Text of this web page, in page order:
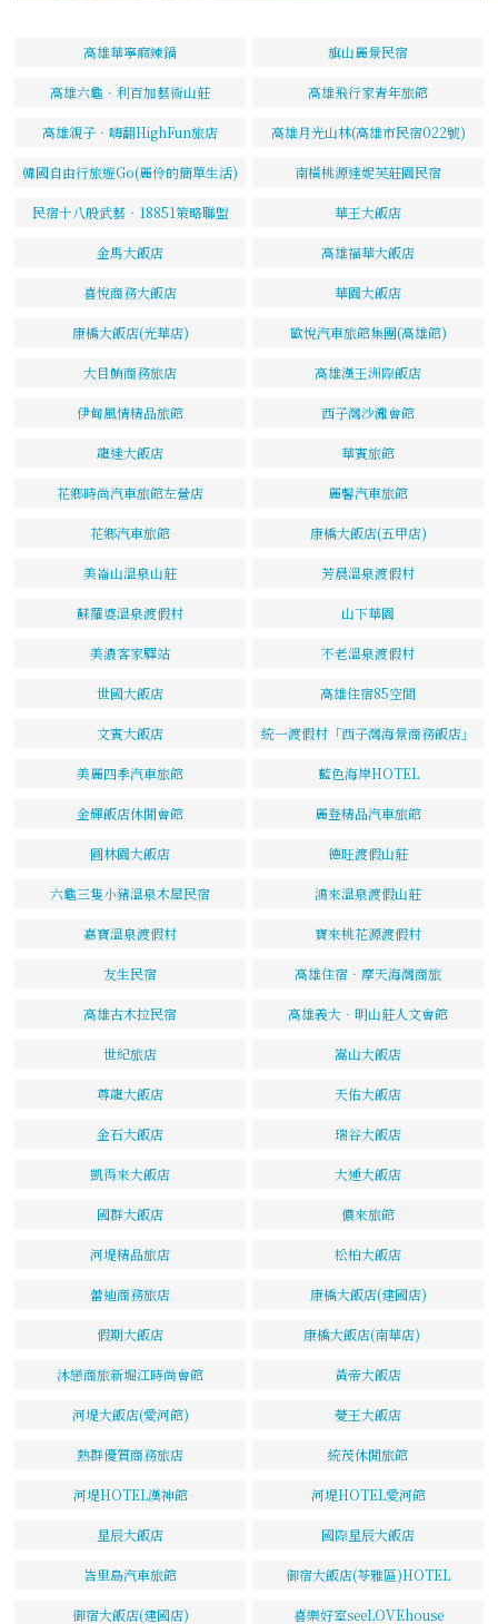
高雄華寧麻辣鍋 旗山麗景民宿
高雄六龜．利百加藝術山莊 高雄飛行家青年旅館
高雄親子．嗨翻HighFun旅店 高雄月光山林(高雄市民宿022號)
韓國自由行旅遊Go(麗伶的簡單生活) 南橫桃源達妮芙莊園民宿
民宿十八般武藝‧18851策略聯盟 華王大飯店
金馬大飯店 高雄福華大飯店
喜悅商務大飯店 華園大飯店
康橋大飯店(光華店) 歐悅汽車旅館集團(高雄館)
大目鮪商務旅店 高雄漢王洲際飯店
伊甸風情精品旅館 西子灣沙灘會館
龍達大飯店 華賓旅館
花鄉時尚汽車旅館左營店 麗馨汽車旅館
花鄉汽車旅館 康橋大飯店(五甲店)
美崙山溫泉山莊 芳晨溫泉渡假村
蘇羅婆溫泉渡假村 山下華園
美濃客家驛站 不老溫泉渡假村
世國大飯店 高雄住宿85空間
文賓大飯店 統一渡假村「西子灣海景商務飯店」
美麗四季汽車旅館 藍色海岸HOTEL
金輝飯店休閒會館 麗登精品汽車旅館
圓林園大飯店 德旺渡假山莊
六龜三隻小豬溫泉木屋民宿 鴻來溫泉渡假山莊
嘉寶溫泉渡假村 寶來桃花源渡假村
友生民宿 高雄住宿‧摩天海灣商旅
高雄古木拉民宿 高雄義大．明山莊人文會館
世紀旅店 嵩山大飯店
尊龍大飯店 天佑大飯店
金石大飯店 瑞谷大飯店
凱得來大飯店 大通大飯店
國群大飯店 儂來旅館
河堤精品旅店 松柏大飯店
蕾迪商務旅店 康橋大飯店(建國店)
假期大飯店 康橋大飯店(南華店)
沐戀商旅新堀江時尚會館 黃帝大飯店
河堤大飯店(愛河館) 薆王大飯店
熱群優質商務旅店 統茂休閒旅館
河堤HOTEL漢神館 河堤HOTEL愛河館
星辰大飯店 國際星辰大飯店
峇里島汽車旅館 御宿大飯店(苓雅區)HOTEL
御宿大飯店(建國店) 喜樂好室seeLOVEhouse